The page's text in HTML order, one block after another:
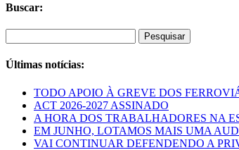
Buscar:
por:
Últimas notícias:
TODO APOIO À GREVE DOS
ACT 2026-2027 ASSINADO
A HORA DOS TRABALHADORES NA
EM JUNHO, LOTAMOS MAIS UMA
VAI CONTINUAR DEFENDENDO A